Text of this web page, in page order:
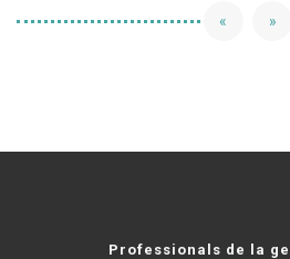
« »
Professionals de la